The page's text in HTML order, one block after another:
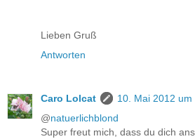
Lieben Gruß
Antworten
Caro Lolcat
10. Mai 2012 um
@natuerlichblond
Super freut mich, dass du dich